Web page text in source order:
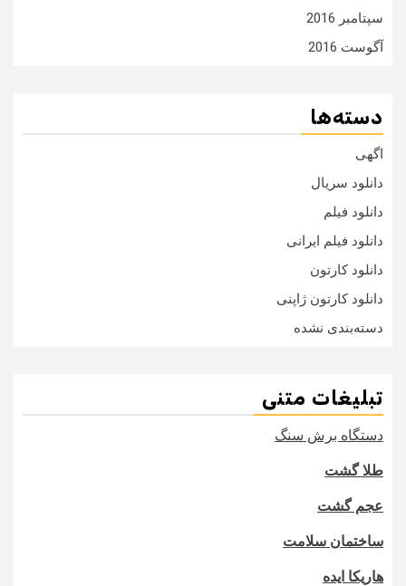
سپتامبر 2016
آگوست 2016
دسته‌ها
اگهی
دانلود سریال
دانلود فیلم
دانلود فیلم ایرانی
دانلود کارتون
دانلود کارتون ژاپنی
دسته‌بندی نشده
تبلیغات متنی
دستگاه برش سنگ
طلا گشت
عجم گشت
ساختمان سلامت
هاریکا ایده